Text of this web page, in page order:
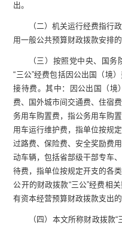
出。
（二）机关运行经费指行
用一般公共预算财政拨款安排
（三） 按照党中央、国务
“三公”经费包括因公出国（境
接待费。其中：因公出国（境
费、国外城市间交通费、住宿
务用车购置费，指公务用车购
用车运行维护费，指单位按规
过路费、保险费、安全奖励费
动车辆，包括省部级干部专车
待费，指单位按规定开支的各
公开的财政拨款“三公”经费相
有资本经营预算财政拨款支出
（四）本文所称财政拨款“